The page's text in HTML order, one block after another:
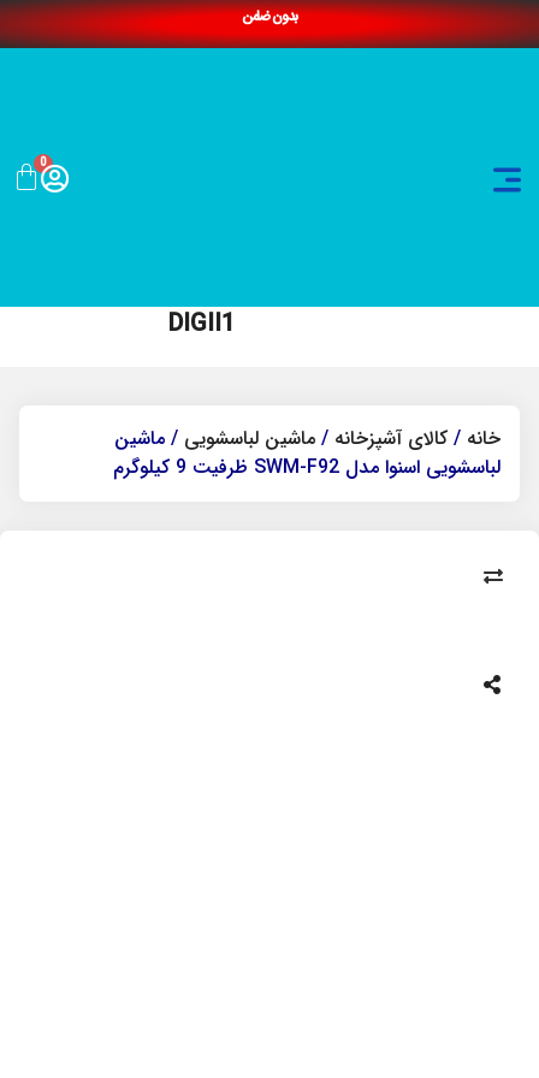
بدون ضامن
0
DIGII1
خانه / کالای آشپزخانه / ماشین لباسشویی / ماشین
لباسشویی اسنوا مدل SWM-F92 ظرفیت 9 کیلوگرم